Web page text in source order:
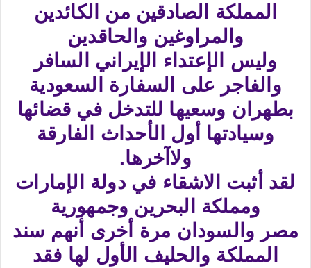
المملكة الصادقين من الكائدين
والمراوغين والحاقدين
وليس الإعتداء الإيراني السافر
والفاجر على السفارة السعودية
بطهران وسعيها للتدخل في قضائها
وسيادتها أول الأحداث الفارقة
ولاآخرها.
لقد أثبت الاشقاء في دولة الإمارات
ومملكة البحرين وجمهورية
مصر والسودان مرة أخرى أنهم سند
المملكة والحليف الأول لها فقد